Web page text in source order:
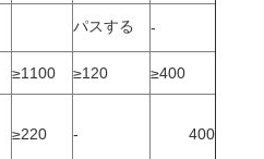
パスする
-
≥1100 ≥120
≥400
≥220 - 400